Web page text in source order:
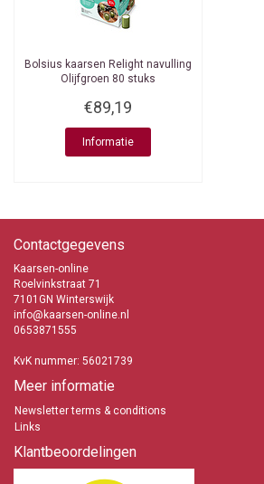
Bolsius kaarsen Relight navulling
Olijfgroen 80 stuks
€89,19
Informatie
Contactgegevens
Kaarsen-online
Roelvinkstraat 71
7101GN Winterswijk
info@kaarsen-online.nl
0653871555
KvK nummer: 56021739
Meer informatie
Newsletter terms & conditions
Links
Klantbeoordelingen